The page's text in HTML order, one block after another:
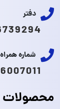
دفتر
شماره همراه